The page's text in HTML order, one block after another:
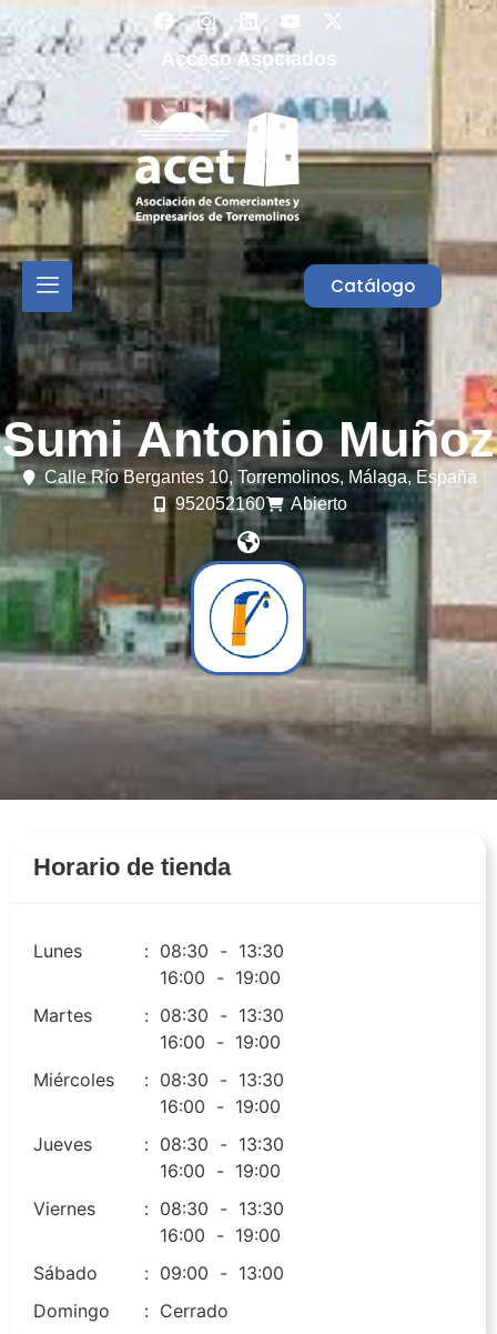
Acceso Asociados
Catálogo
Sumi Antonio Muñoz
Calle Río Bergantes 10, Torremolinos, Málaga,España
952052160
Abierto
Horario de tienda
Lunes : 08:30 - 13:30
16:00 - 19:00
Martes
: 08:30 - 13:30
16:00 - 19:00
Miércoles
: 08:30 - 13:30
16:00 - 19:00
Jueves
: 08:30 - 13:30
16:00 - 19:00
Viernes
: 08:30 - 13:30
16:00 - 19:00
Sábado
: 09:00 - 13:00
Domingo
: Cerrado